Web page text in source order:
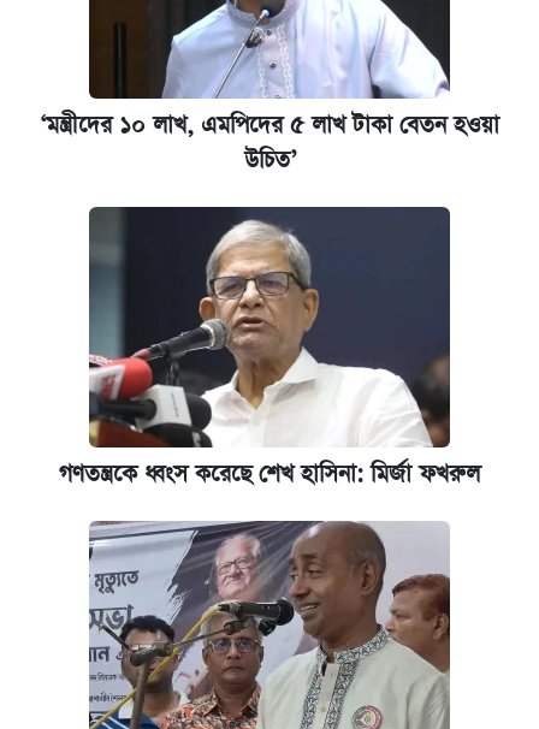
আজকের বাজারে স্বর্ণ-রুপার দাম (৫ আগস্ট)
ঢাবি আইবিএর এক্সিকিউটিভ এমবিএতে ভর্তি শুরু,
আবেদন ১২ আগস্ট পর্যন্ত
‘মন্ত্রীদের ১০ লাখ, এমপিদের ৫ লাখ টাকা বেতন হওয়া
উচিত’
গণতন্ত্রকে ধ্বংস করেছে শেখ হাসিনা: মির্জা ফখরুল